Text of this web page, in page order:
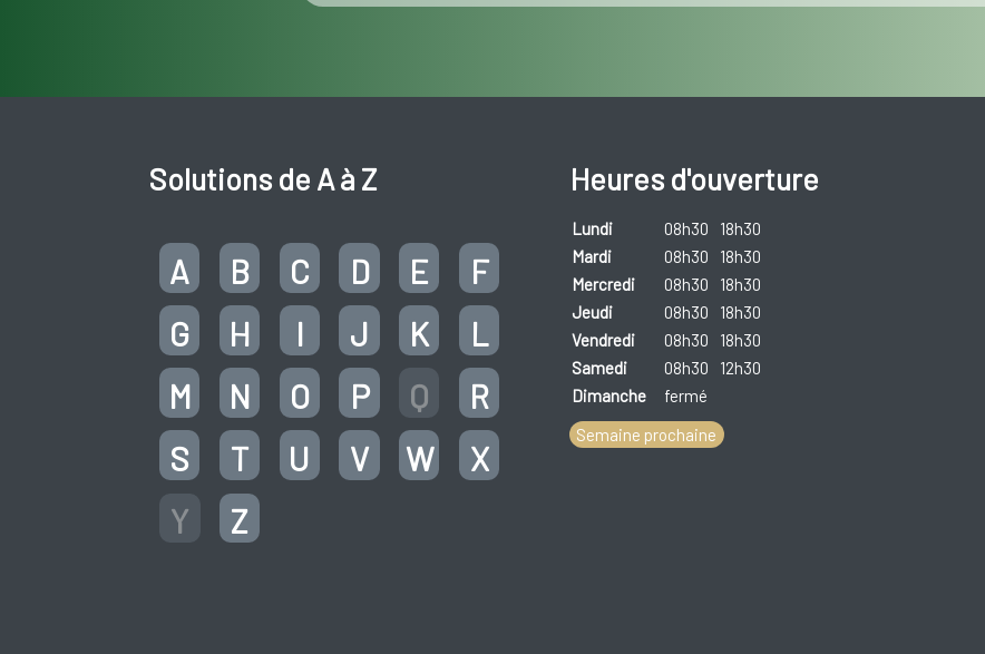
Solutions de A à Z
A B C D E
F
G
H I J K
L
M
N O P Q
R
S
T U V W
X
Y
Z
Heures d'ouverture
Lundi 08h30
18h30
Mardi
08h30
18h30
Mercredi
08h30
18h30
Jeudi
08h30
18h30
Vendredi
08h30
18h30
Samedi
08h30
12h30
Dimanche
fermé
Semaine prochaine